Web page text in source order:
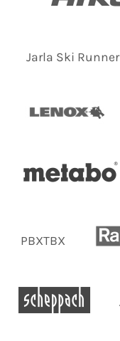
Jarla Ski Runner
PBXTBX